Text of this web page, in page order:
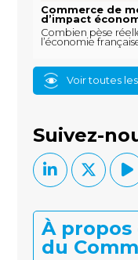
Commerce de
d’impact
Combien pèse
l’économie
Voir toutes
Suivez-
À
du